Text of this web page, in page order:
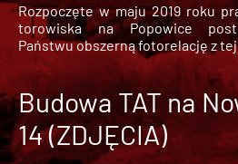
Rozpoczęte w maju 2019 roku
torowiska na Popowice
Państwu obszerną fotorelację z
Budowa TAT na
14 (ZDJĘCIA)